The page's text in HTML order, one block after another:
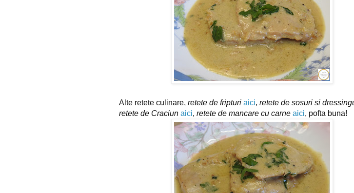
Alte retete culinare, retete de fripturi aici, retete de sosuri si
retete de Craciun aici, retete de mancare cu carne aici, pofta buna!